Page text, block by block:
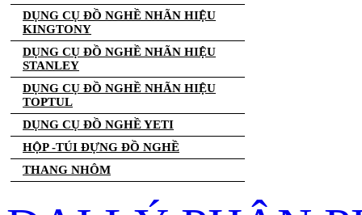
DỤNG CỤ ĐỒ NGHỀ NHÃN HIỆU
KINGTONY
DỤNG CỤ ĐỒ NGHỀ NHÃN HIỆU
STANLEY
DỤNG CỤ ĐỒ NGHỀ NHÃN HIỆU
TOPTUL
DỤNG CỤ ĐỒ NGHỀ YETI
HỘP -TÚI ĐỰNG ĐỒ NGHỀ
THANG NHÔM